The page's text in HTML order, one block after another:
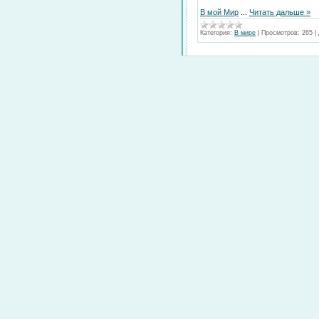
В мой Мир
Читать дальше »
Категория: В мире Просмотров: 265